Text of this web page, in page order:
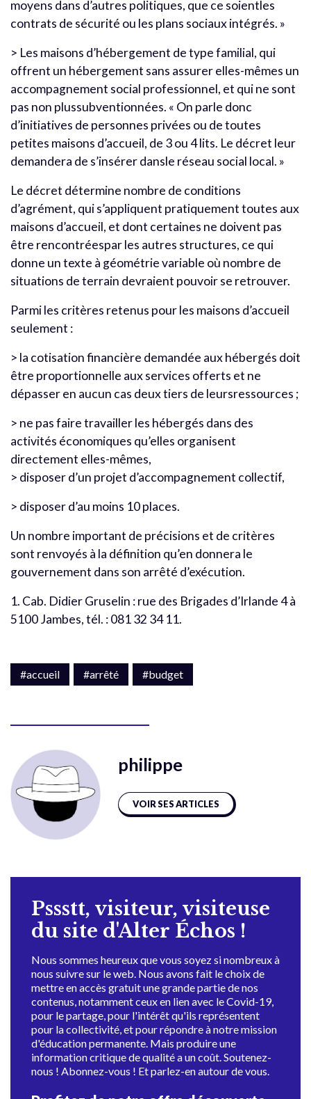
moyens dans d’autres politiques, que ce soientles
contrats de sécurité ou les plans sociaux intégrés. »
> Les maisons d’hébergement de type familial, qui
offrent un hébergement sans assurer elles-mêmes un
accompagnement social professionnel, et qui ne sont
pas non plussubventionnées. « On parle donc
d’initiatives de personnes privées ou de toutes
petites maisons d’accueil, de 3 ou 4 lits. Le décret leur
demandera de s’insérer dansle réseau social local. »
Le décret détermine nombre de conditions
d’agrément, qui s’appliquent pratiquement toutes aux
maisons d’accueil, et dont certaines ne doivent pas
être rencontréespar les autres structures, ce qui
donne un texte à géométrie variable où nombre de
situations de terrain devraient pouvoir se retrouver.
Parmi les critères retenus pour les maisons d’accueil
seulement :
> la cotisation financière demandée aux hébergés doit
être proportionnelle aux services offerts et ne
dépasser en aucun cas deux tiers de leursressources ;
> ne pas faire travailler les hébergés dans des
activités économiques qu’elles organisent
directement elles-mêmes,
> disposer d’un projet d’accompagnement collectif,
> disposer d’au moins 10 places.
Un nombre important de précisions et de critères
sont renvoyés à la définition qu’en donnera le
gouvernement dans son arrêté d’exécution.
1. Cab. Didier Gruselin : rue des Brigades d’Irlande 4 à
5100 Jambes, tél. : 081 32 34 11.
#accueil #arrêté #budget
philippe
VOIR SES ARTICLES
Pssstt, visiteur, visiteuse
du site d'Alter Échos !
Nous sommes heureux que vous soyez si nombreux à
nous suivre sur le web. Nous avons fait le choix de
mettre en accès gratuit une grande partie de nos
contenus, notamment ceux en lien avec le Covid-19,
pour le partage, pour l'intérêt qu'ils représentent
pour la collectivité, et pour répondre à notre mission
d'éducation permanente. Mais produire une
information critique de qualité a un coût. Soutenez-
nous ! Abonnez-vous ! Et parlez-en autour de vous.